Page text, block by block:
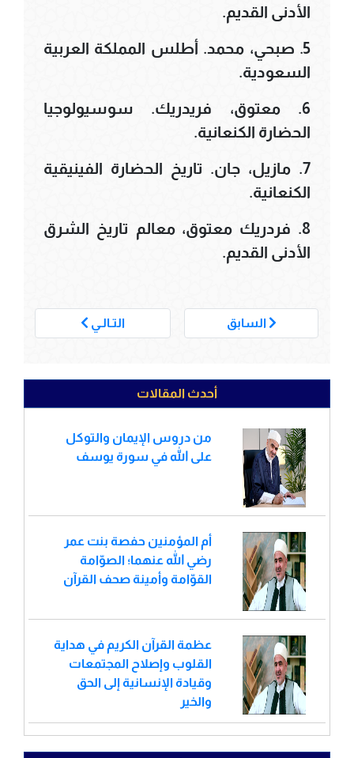
الأدنى القديم.
5. صبحي، محمد. أطلس المملكة العربية
السعودية.
6. معتوق، فريدريك. سوسيولوجيا
الحضارة الكنعانية.
7. مازيل، جان. تاريخ الحضارة الفينيقية
الكنعانية.
8. فردريك معتوق، معالم تاريخ الشرق
الأدنى القديم.
السابق التـالـي
أحدث المقالات
من دروس الإيمان والتوكل
على الله في سورة يوسف
أم المؤمنين حفصة بنت عمر
رضي الله عنهما؛ الصوّامة
القوّامة وأمينة صحف القرآن
عظمة القرآن الكريم في هداية
القلوب وإصلاح المجتمعات
وقيادة الإنسانية إلى الحق
والخير